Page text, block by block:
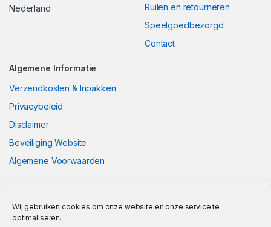
Wij gebruiken cookies om onze website en onze service te
optimaliseren.
Nederland
Ruilen en retourneren
Speelgoedbezorgd
Contact
Algemene Informatie
Verzendkosten & Inpakken
Privacybeleid
Disclaimer
Beveiliging Website
Algemene Voorwaarden